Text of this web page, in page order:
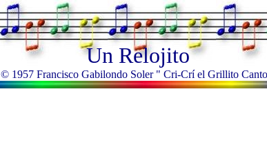
Un Relojito
© 1957 Francisco Gabilondo Soler " Cri-Crí el Grillito